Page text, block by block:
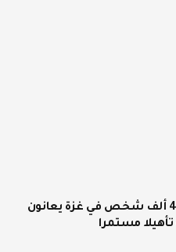
الإحصاء الفلسطيني: 42 ألف شخص في غزة يعانون
مستمرا